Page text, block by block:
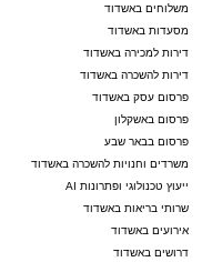
משלוחים באשדוד
מסעדות באשדוד
דירות למכירה באשדוד
דירות להשכרה באשדוד
פרסום עסק באשדוד
פרסום באשקלון
פרסום בבאר שבע
משרדים וחנויות להשכרה באשדוד
ייעוץ טכנולוגי ופתרונות AI
שרותי בריאות באשדוד
אירועים באשדוד
דרושים באשדוד